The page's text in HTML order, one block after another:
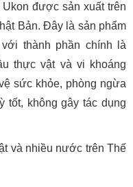
được sản xuất trên
Bản. Đây là sản phẩm
thành phần chính là
thực vật và vi khoáng
sức khỏe, phòng ngừa
tốt, không gây tác dụng
và nhiều nước trên Thế